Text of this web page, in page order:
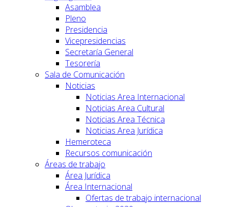
Asamblea
Pleno
Presidencia
Vicepresidencias
Secretaría General
Tesorería
Sala de Comunicación
Noticias
Noticias Area Internacional
Noticias Area Cultural
Noticias Area Técnica
Noticias Area Jurídica
Hemeroteca
Recursos comunicación
Áreas de trabajo
Área Jurídica
Área Internacional
Ofertas de trabajo internacional